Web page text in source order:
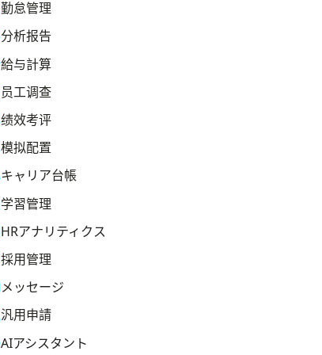
勤怠管理
分析报告
給与計算
员工调查
绩效考评
模拟配置
キャリア台帳
学習管理
HRアナリティクス
採用管理
メッセージ
汎用申請
AIアシスタント